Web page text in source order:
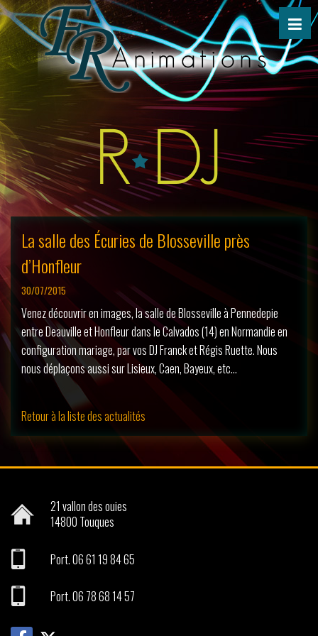
La salle des Écuries de Blosseville près
d’Honfleur
30/07/2015
Venez découvrir en images, la salle de Blosseville à Pennedepie
entre Deauville et Honfleur dans le Calvados (14) en Normandie en
configuration mariage, par vos DJ Franck et Régis Ruette. Nous
nous déplaçons aussi sur Lisieux, Caen, Bayeux, etc…
Retour à la liste des actualités
21 vallon des ouies
14800 Touques
Port.06 61 19 84 65
Port.06 78 68 14 57